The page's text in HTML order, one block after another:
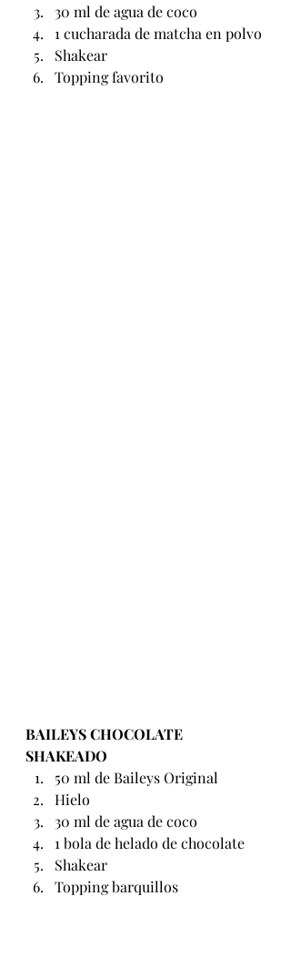
30 ml de agua de coco
1 cucharada de matcha en polvo
Shakear
Topping favorito
BAILEYS CHOCOLATE
SHAKEADO
50 ml de Baileys Original
Hielo
30 ml de agua de coco
1 bola de helado de chocolate
Shakear
Topping barquillos